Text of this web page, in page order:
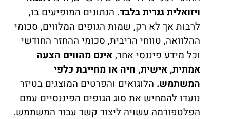
ויזואלית גנרית בלבד. הנתונים המופיעים בו,
לרבות אך לא רק, שמות הגופים המלווים, סכומי
ההלוואה, טווחי הריבית, סכומי ההחזר החודשי
וכל מידע פיננסי אחר,אינם מהווים הצעה
אמתית, אישית, חיה או מחייבת כלפי
המשתמש. הלוגואים והפרטים המוצגים בטיזר
נועדו להמחיש את סוג הגופים הפיננסיים עמם
הפלטפורמה עשויה ליצור קשר עבור המשתמש.